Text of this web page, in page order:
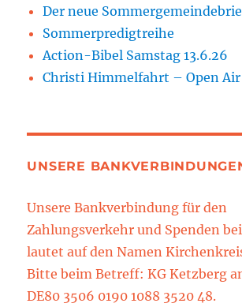
Der neue
Sommerpredigtreihe
Action-Bibel Samstag 13.6.26
Christi Himmelfahrt – Open Air
UNSERE
Unsere Bankverbindung für den
Zahlungsverkehr und Spenden
lautet auf den Namen
Bitte beim Betreff: KG Ketzberg
DE80 3506 0190 1088 3520 48.